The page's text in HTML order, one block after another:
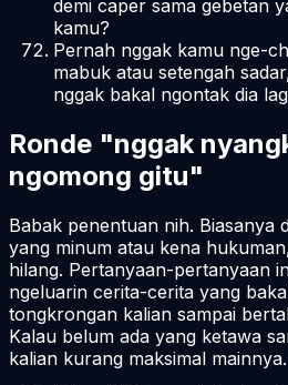
demi caper sama gebetan
kamu?
Pernah nggak kamu nge-
mabuk atau setengah
nggak bakal ngontak dia
Ronde "nggak
ngomong gitu"
Babak penentuan nih. Biasanya
yang minum atau kena
hilang. Pertanyaan-pertanyaan
ngeluarin cerita-cerita yang
tongkrongan kalian sampai
Kalau belum ada yang ketawa
kalian kurang maksimal mainnya.